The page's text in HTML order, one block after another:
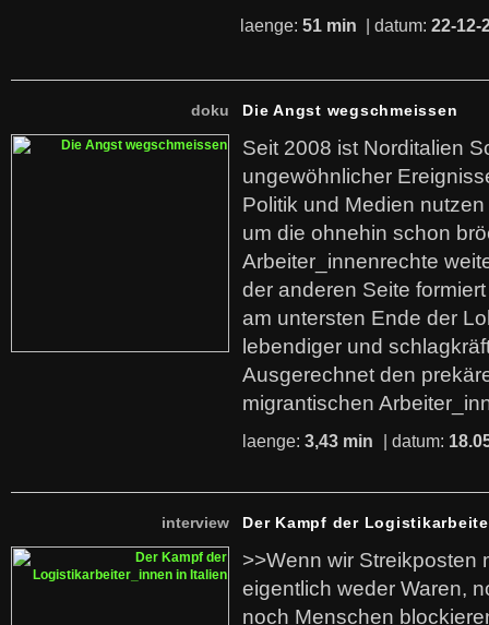
laenge: 51 min | datum: 22-12-
doku Die Angst wegschmeissen
Seit 2008 ist Norditalien
ungewöhnlicher
Politik und Medien
um die ohnehin schon
Arbeiter_innenrechte
der anderen Seite
am untersten Ende der
lebendiger und
Ausgerechnet den
migrantischen
laenge: 3,43 min | datum:
interview Der Kampf der
>>Wenn wir Streikposten
eigentlich weder Waren,
noch Menschen